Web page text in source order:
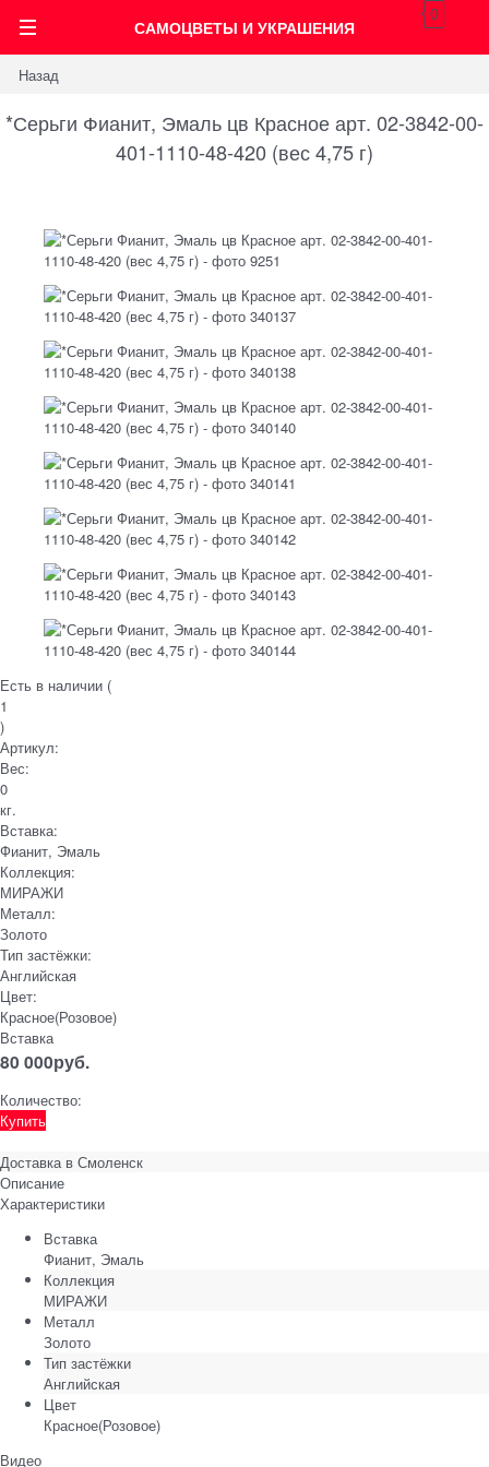
САМОЦВЕТЫ И УКРАШЕНИЯ
0
Назад
*Серьги Фианит, Эмаль цв Красное арт. 02-3842-00-
401-1110-48-420 (вес 4,75 г)
Есть в наличии (
1
)
Артикул:
Вес:
0
кг.
Вставка:
Фианит, Эмаль
Коллекция:
МИРАЖИ
Металл:
Золото
Тип застёжки:
Английская
Цвет:
Красное(Розовое)
Вставка
80 000руб.
Количество:
Купить
Доставка в Смоленск
Описание
Характеристики
Вставка
Фианит, Эмаль
Коллекция
МИРАЖИ
Металл
Золото
Тип застёжки
Английская
Цвет
Красное(Розовое)
Видео